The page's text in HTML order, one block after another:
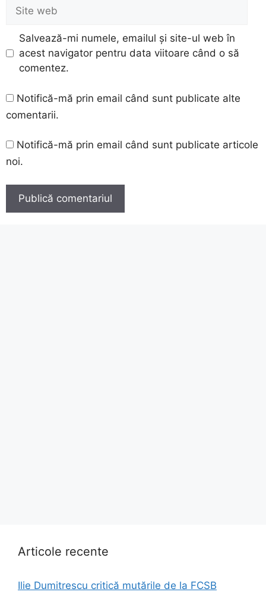
Site
web
Salvează-mi numele, emailul și site-ul web în
acest navigator pentru data viitoare când o să
comentez.
Notifică-mă prin email când sunt publicate alte
comentarii.
Notifică-mă prin email când sunt publicate articole
noi.
Articole recente
Ilie Dumitrescu critică mutările de la FCSB